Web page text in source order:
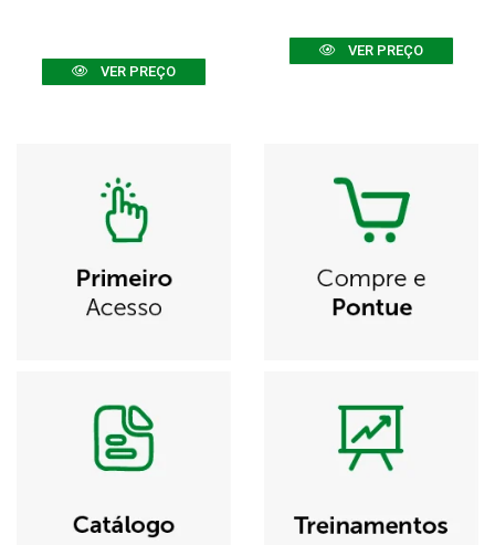
VER PREÇO
VER PREÇO